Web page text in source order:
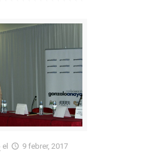
el 9 febrer, 2017